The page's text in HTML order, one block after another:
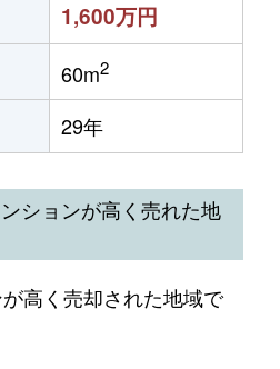
1,600万円
60m2
29年
ションが高く売れた地
高く売却された地域で